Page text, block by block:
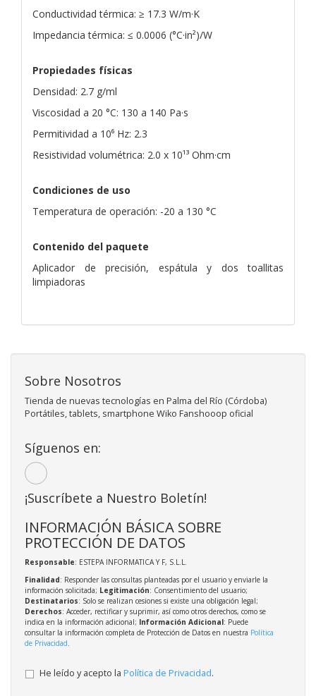
Conductividad térmica: ≥ 17.3 W/m·K
Impedancia térmica: ≤ 0.0006 (°C·in²)/W
Propiedades físicas
Densidad: 2.7 g/ml
Viscosidad a 20 °C: 130 a 140 Pa·s
Permitividad a 10⁶ Hz: 2.3
Resistividad volumétrica: 2.0 x 10¹³ Ohm·cm
Condiciones de uso
Temperatura de operación: -20 a 130 °C
Contenido del paquete
Aplicador de precisión, espátula y dos toallitas
limpiadoras
Sobre Nosotros
Tienda de nuevas tecnologías en Palma del Río (Córdoba)
Portátiles, tablets, smartphone Wiko Fanshooop oficial
Síguenos en:
¡Suscríbete a Nuestro Boletín!
INFORMACIÓN BÁSICA SOBRE
PROTECCIÓN DE DATOS
Responsable: ESTEPA INFORMATICA Y F, S.L.L.
Finalidad: Responder las consultas planteadas por el usuario y enviarle la
información solicitada; Legitimación: Consentimiento del usuario;
Destinatarios: Solo se realizan cesiones si existe una obligación legal;
Derechos: Acceder, rectificar y suprimir, así como otros derechos, como se
indica en la información adicional; Información Adicional: Puede
consultar la información completa de Protección de Datos en nuestra Política
de Privacidad
He leído y acepto la Política de Privacidad.